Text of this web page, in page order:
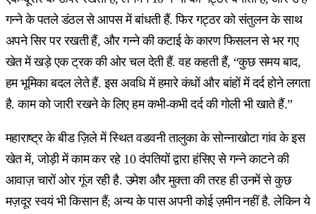
गन्ने के पतले डंठल से आपस में बांधती हैं. फिर गट्ठर को संतुलन के साथ
अपने सिर पर रखती हैं, और गन्ने की कटाई के कारण फिसलन से भर गए
खेत में खड़े एक ट्रक की ओर चल देती हैं. वह कहती हैं, “कुछ समय बाद,
हम भूमिका बदल लेते हैं. इस अवधि में हमारे कंधों और बांहों में दर्द होने लगता
है. काम को जारी रखने के लिए हम कभी-कभी दर्द की गोली भी खाते हैं.”
महाराष्ट्र के बीड ज़िले में स्थित वडवनी तालुका के सोन्नाखोटा गांव के इस
खेत में, जोड़ी में काम कर रहे 10 दंपतियों द्वारा हंसिए से गन्ने काटने की
आवाज़ चारों ओर गूंज रही है. उमेश और मुक्ता की तरह ही उनमें से कुछ
मज़दूर स्वयं भी किसान हैं; अन्य के पास अपनी कोई ज़मीन नहीं है. लेकिन ये